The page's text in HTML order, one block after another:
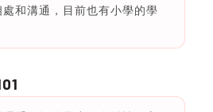
和溝通，目前也有小學的學